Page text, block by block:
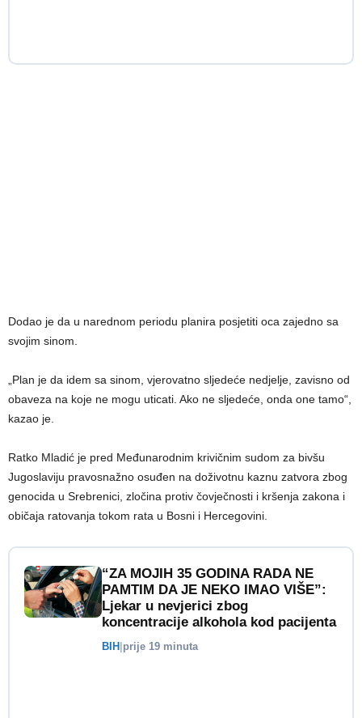
Dodao je da u narednom periodu planira posjetiti oca zajedno sa
svojim sinom.
„Plan je da idem sa sinom, vjerovatno sljedeće nedjelje, zavisno od
obaveza na koje ne mogu uticati. Ako ne sljedeće, onda one tamo“,
kazao je.
Ratko Mladić je pred Međunarodnim krivičnim sudom za bivšu
Jugoslaviju pravosnažno osuđen na doživotnu kaznu zatvora zbog
genocida u Srebrenici, zločina protiv čovječnosti i kršenja zakona i
običaja ratovanja tokom rata u Bosni i Hercegovini.
“ZA MOJIH 35 GODINA RADA NE
PAMTIM DA JE NEKO IMAO VIŠE”:
Ljekar u nevjerici zbog
koncentracije alkohola kod pacijenta
BIH prije 19 minuta